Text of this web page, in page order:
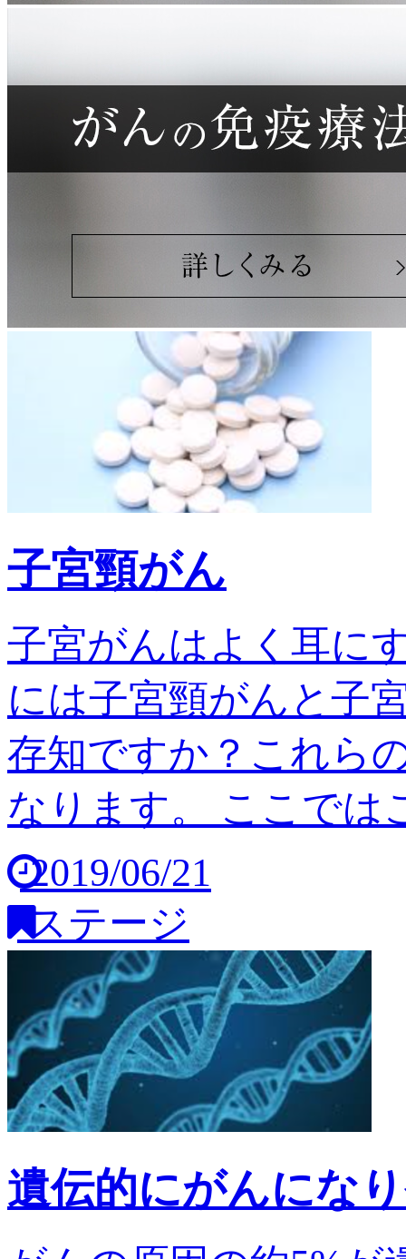
子宮頸がん
子宮がんはよく耳に
には子宮頸がんと子
存知ですか？これら
なります。 ここでは
2019/06/21
ステージ
遺伝的にがんにな